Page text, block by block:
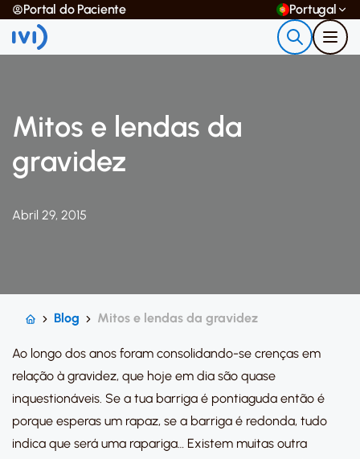
Portal do Paciente Portugal
Mitos e lendas da
gravidez
Abril 29, 2015
Blog Mitos e lendas da gravidez
Ao longo dos anos foram consolidando-se crenças em
relação à gravidez, que hoje em dia são quase
inquestionáveis. Se a tua barriga é pontiaguda então é
porque esperas um rapaz, se a barriga é redonda, tudo
indica que será uma rapariga… Existem muitas outra